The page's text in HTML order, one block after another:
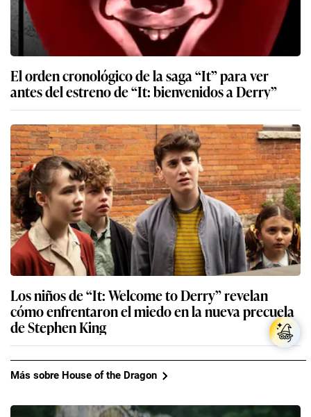
El orden cronológico de la saga “It” para ver
antes del estreno de “It: bienvenidos a Derry”
Los niños de “It: Welcome to Derry” revelan
cómo enfrentaron el miedo en la nueva precuela
de Stephen King
Más sobre House of the Dragon